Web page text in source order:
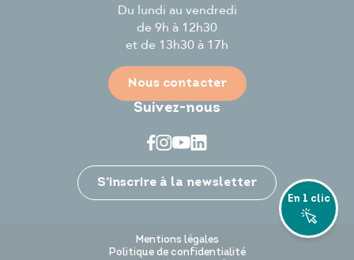
Je participe
Du lundi au vendredi
de 9h à 12h30
et de 13h30 à 17h
Nous contacter
Suivez-nous
S’inscrire à la newsletter
Mentions légales
Politique de confidentialité
En 1 clic